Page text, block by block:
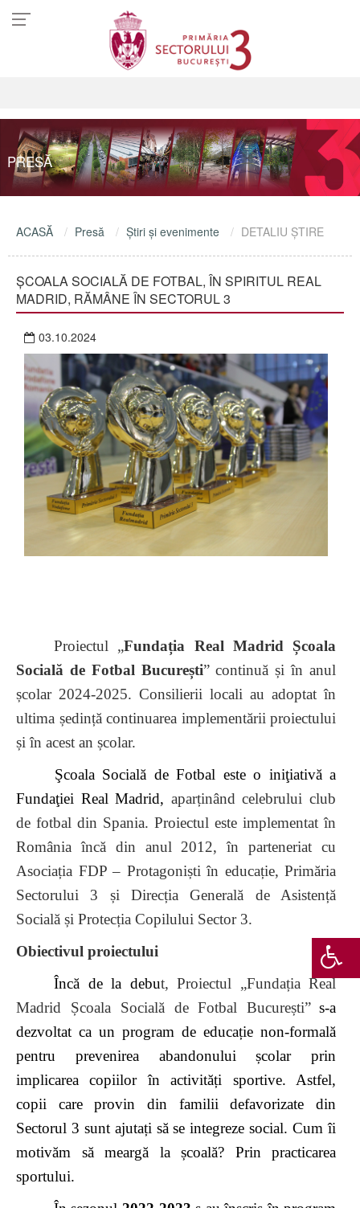
PRESĂ
ACASĂ Presă Ştiri şi evenimente DETALIU ŞTIRE
ȘCOALA SOCIALĂ DE FOTBAL, ÎN SPIRITUL REAL
MADRID, RĂMÂNE ÎN SECTORUL 3
03.10.2024
Proiectul „Fundația Real Madrid Școala
Socială de Fotbal București” continuă și în anul
școlar 2024-2025. Consilierii locali au adoptat în
ultima ședință continuarea implementării proiectului
și în acest an școlar.
Şcoala Socială de Fotbal este o iniţiativă a
Fundaţiei Real Madrid, aparținând celebrului club
de fotbal din Spania. Proiectul este implementat în
România încă din anul 2012, în parteneriat cu
Asociația FDP – Protagoniști în educație, Primăria
Sectorului 3 și Direcția Generală de Asistență
Socială și Protecția Copilului Sector 3.
Obiectivul proiectului
Încă de la debut,Proiectul
„Fundația Real
Madrid Școala Socială de Fotbal București” s-a
dezvoltat ca un program de educație non-formală
pentru prevenirea abandonului școlar prin
implicarea copiilor în activități sportive. Astfel,
copii care provin din familii defavorizate din
Sectorul 3 sunt ajutați să se integreze social. Cum îi
motivăm să meargă la școală? Prin practicarea
sportului.